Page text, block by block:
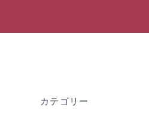
カテゴリー